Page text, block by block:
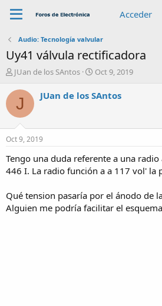
Acceder
Audio: Tecnología valvular
Uy41 válvula rectificadora
A
t
r
JUan de los SAntos
F
c
n
c
o
Oct 9, 2019
J JUan de los SAntos
Oct 9, 2019
Tengo una duda referente a una
446 I. La radio función a a 117 vol' la
Qué tension pasaría por el ánodo de
Alguien me podría facilitar el